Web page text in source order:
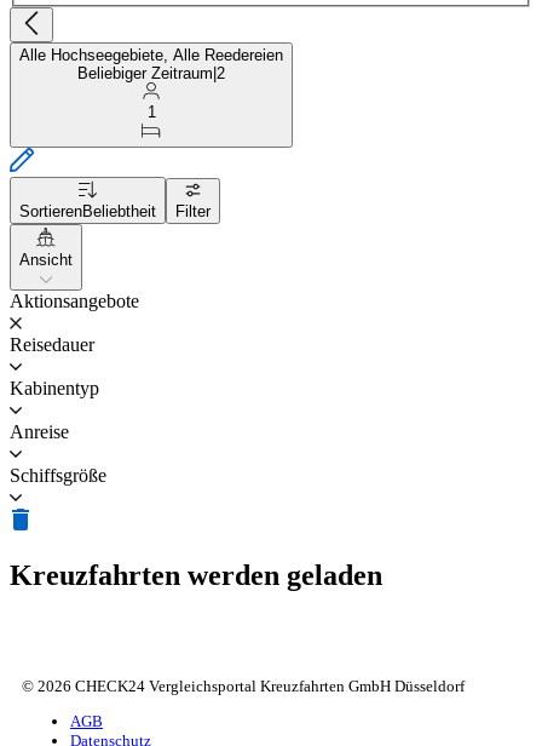
Alle Hochseegebiete, Alle Reedereien
Beliebiger Zeitraum 2
1
SortierenBeliebtheit Filter
Ansicht
Aktionsangebote
Reisedauer
Kabinentyp
Anreise
Schiffsgröße
Kreuzfahrten werden geladen
© 2026 CHECK24 Vergleichsportal Kreuzfahrten GmbH Düsseldorf
AGB
Datenschutz